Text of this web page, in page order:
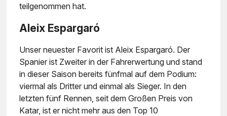
teilgenommen hat.
Aleix Espargaró
Unser neuester Favorit ist Aleix Espargaró. Der
Spanier ist Zweiter in der Fahrerwertung und stand
in dieser Saison bereits fünfmal auf dem Podium:
viermal als Dritter und einmal als Sieger. In den
letzten fünf Rennen, seit dem Großen Preis von
Katar, ist er nicht mehr aus den Top 10